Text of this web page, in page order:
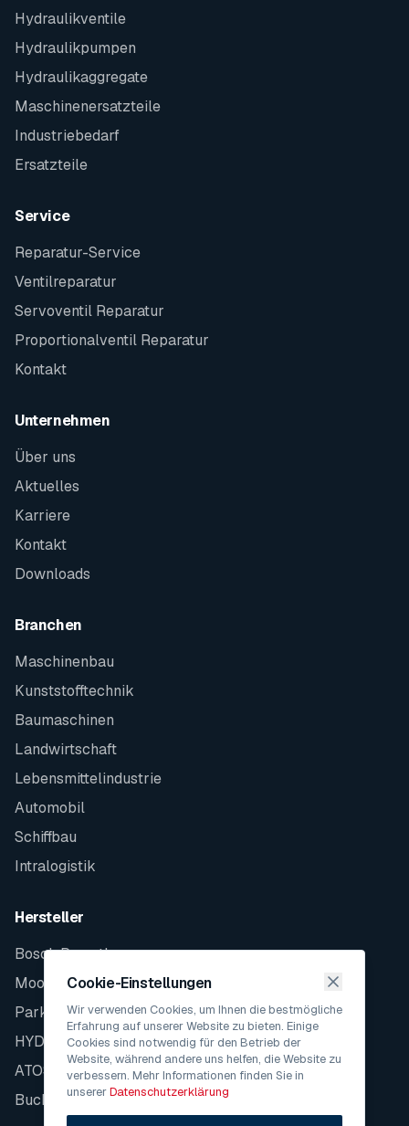
Hydraulikventile
Hydraulikpumpen
Hydraulikaggregate
Maschinenersatzteile
Industriebedarf
Ersatzteile
Service
Reparatur-Service
Ventilreparatur
Servoventil Reparatur
Proportionalventil Reparatur
Kontakt
Unternehmen
Über uns
Aktuelles
Karriere
Kontakt
Downloads
Branchen
Maschinenbau
Kunststofftechnik
Baumaschinen
Landwirtschaft
Lebensmittelindustrie
Automobil
Schiffbau
Intralogistik
Hersteller
Bosch Rexroth
Moog
Parker
HYDAC
ATOS
Bucher
Cookie-Einstellungen
Wir verwenden Cookies, um Ihnen die bestmögliche
Erfahrung auf unserer Website zu bieten. Einige
Cookies sind notwendig für den Betrieb der
Website, während andere uns helfen, die Website zu
verbessern. Mehr Informationen finden Sie in
unsererDatenschutzerklärung